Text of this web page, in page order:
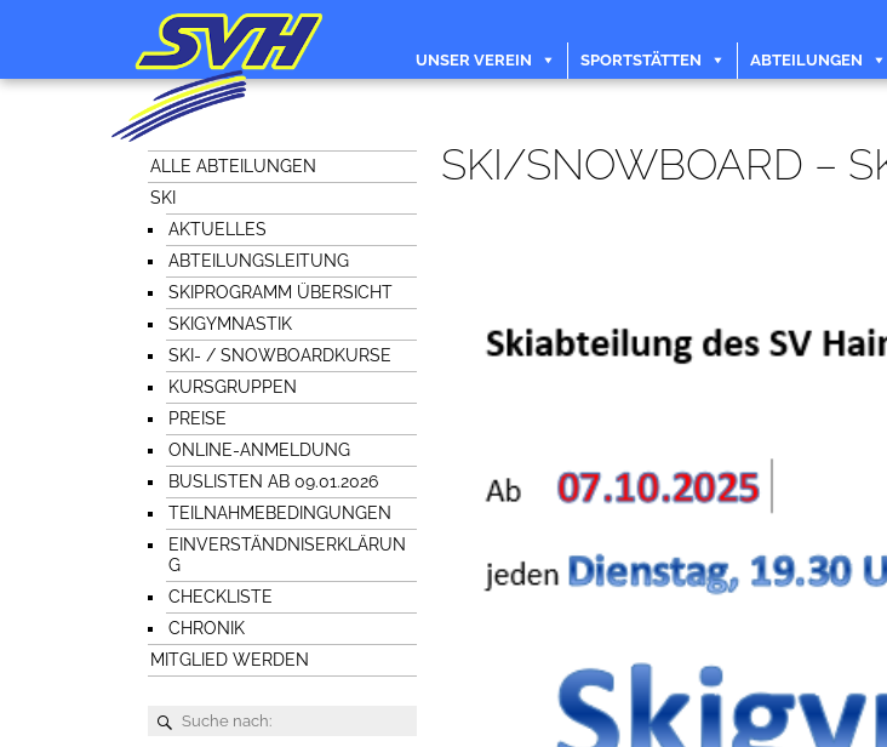
UNSER VEREIN SPORTSTÄTTEN ABTEILUNGEN
ALLE ABTEILUNGEN
SKI
AKTUELLES
ABTEILUNGSLEITUNG
SKIPROGRAMM ÜBERSICHT
SKIGYMNASTIK
SKI- / SNOWBOARDKURSE
KURSGRUPPEN
PREISE
ONLINE-ANMELDUNG
BUSLISTEN AB 09.01.2026
TEILNAHMEBEDINGUNGEN
EINVERSTÄNDNISERKLÄRUN
G
CHECKLISTE
CHRONIK
MITGLIED WERDEN
SKI/SNOWBOARD –